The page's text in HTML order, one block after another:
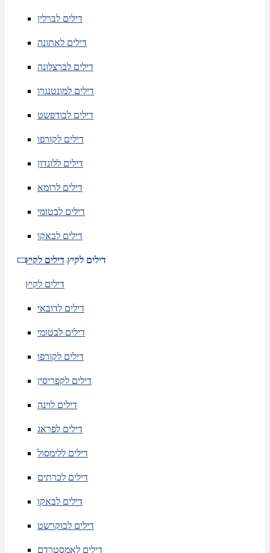
דילים לברלין
דילים לאתונה
דילים לברצלונה
דילים למונטנגרו
דילים לבודפשט
דילים לקורפו
דילים ללונדון
דילים לרומא
דילים לבטומי
דילים לבאקו
דילים לקיץ דילים לקיץ
דילים לקיץ
דילים לדובאי
דילים לבטומי
דילים לקורפו
דילים לקפריסין
דילים לוינה
דילים לפראג
דילים ללימסול
דילים לכרתים
דילים לבאקו
דילים לבוקרשט
דילים לאמסטרדם